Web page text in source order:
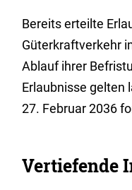
Bereits erteilte
Güterkraftverkehr
Ablauf ihrer
Erlaubnisse gelten
27. Februar 2036
Vertiefende